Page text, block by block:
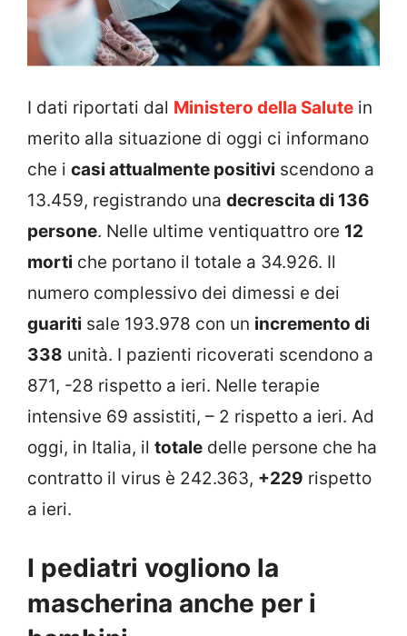
I dati riportati dal Ministero della Salute in
merito alla situazione di oggi ci informano
che i casi attualmente positivi scendono a
13.459, registrando una decrescita di 136
persone. Nelle ultime ventiquattro ore 12
morti che portano il totale a 34.926. Il
numero complessivo dei dimessi e dei
guariti sale 193.978 con un incremento di
338 unità. I pazienti ricoverati scendono a
871, -28 rispetto a ieri. Nelle terapie
intensive 69 assistiti, – 2 rispetto a ieri. Ad
oggi, in Italia, il totale delle persone che ha
contratto il virus è 242.363, +229 rispetto
a ieri.
I pediatri vogliono la
mascherina anche per i